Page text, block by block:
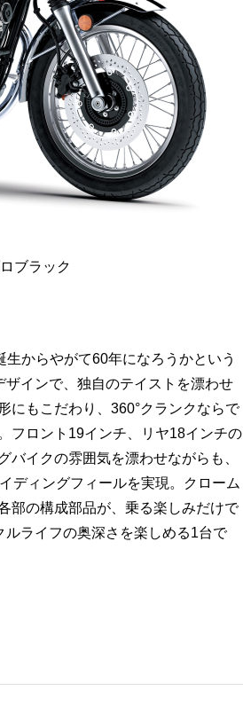
ブラック
からやがて60年になろうかという
インで、独自のテイストを漂わせ
にもこだわり、360°クランクならで
フロント19インチ、リヤ18インチの
イクの雰囲気を漂わせながらも、
ディングフィールを実現。クローム
部の構成部品が、乗る楽しみだけで
ライフの奥深さを楽しめる1台で